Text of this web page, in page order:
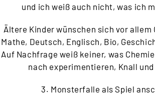
und ich weiß auch nicht, was ich
Ältere Kinder wünschen sich vor allem
Mathe, Deutsch, Englisch, Bio,
Auf Nachfrage weiß keiner, was
nach experimentieren, Knall
3. Monsterfalle als Spiel